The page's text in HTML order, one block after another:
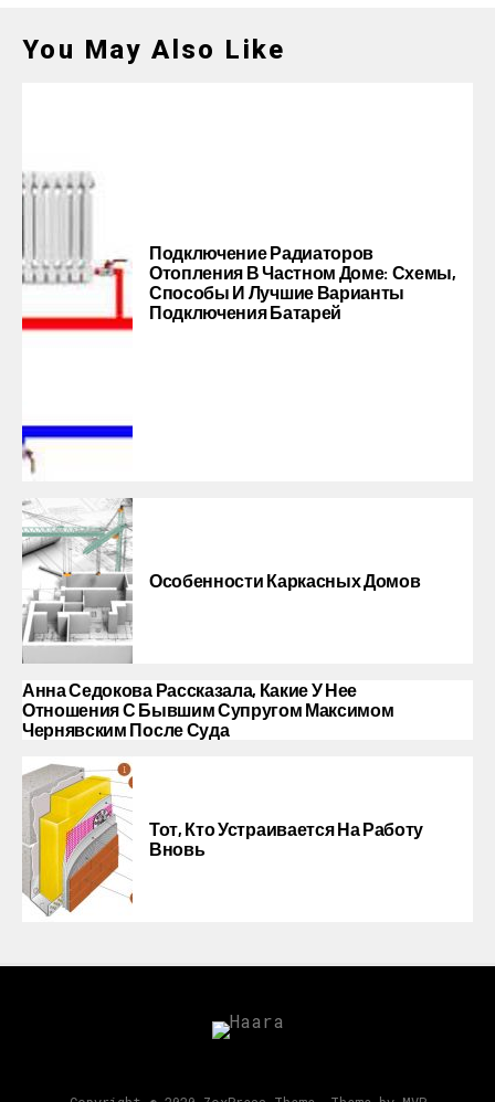
You May Also Like
Подключение Радиаторов
Отопления В Частном Доме: Схемы,
Способы И Лучшие Варианты
Подключения Батарей
Особенности Каркасных Домов
Анна Седокова Рассказала, Какие У Нее
Отношения С Бывшим Супругом Максимом
Чернявским После Суда
Тот, Кто Устраивается На Работу
Вновь